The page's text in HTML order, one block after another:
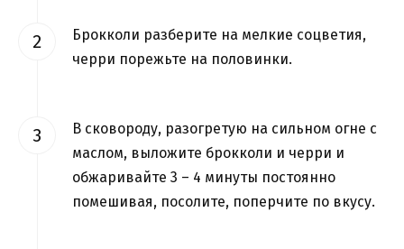
Брокколи разберите на мелкие соцветия,
черри порежьте на половинки.
В сковороду, разогретую на сильном огне с
маслом, выложите брокколи и черри и
обжаривайте 3 – 4 минуты постоянно
помешивая, посолите, поперчите по вкусу.